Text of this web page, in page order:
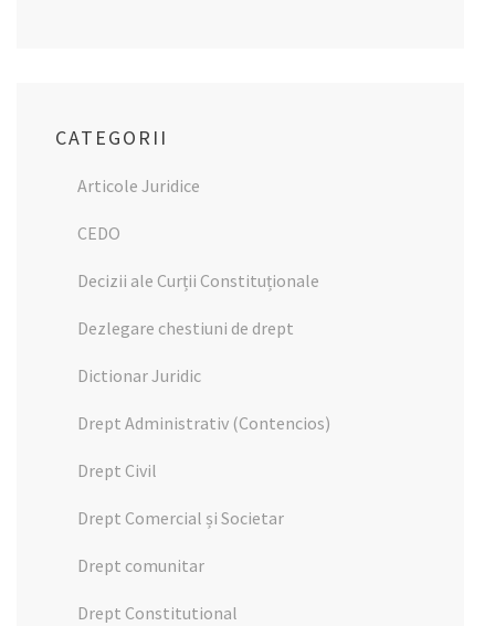
CATEGORII
Articole Juridice
CEDO
Decizii ale Curții Constituționale
Dezlegare chestiuni de drept
Dictionar Juridic
Drept Administrativ (Contencios)
Drept Civil
Drept Comercial și Societar
Drept comunitar
Drept Constitutional